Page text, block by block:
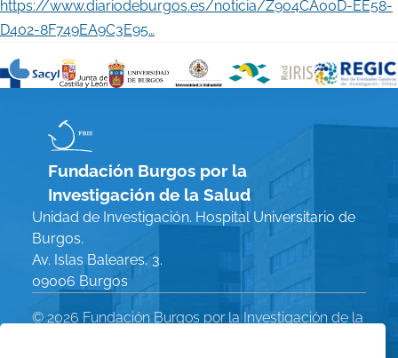
https://www.diariodeburgos.es/noticia/Z904CA00D-EE58-
D402-8F749EA9C3E95…
Fundación Burgos por la
Investigación de la Salud
Unidad de Investigación. Hospital Universitario de
Burgos.
Av. Islas Baleares, 3.
09006 Burgos
© 2026 Fundación Burgos por la Investigación de la